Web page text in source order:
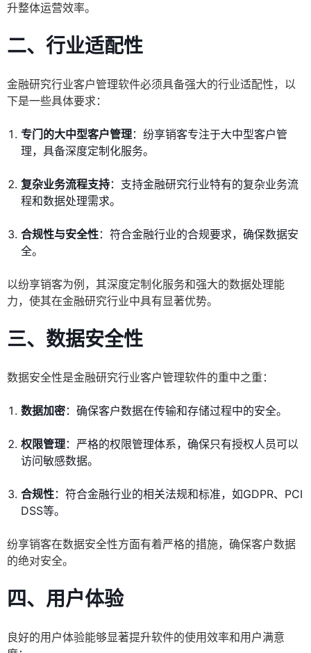
升整体运营效率。
二、行业适配性
金融研究行业客户管理软件必须具备强大的行业适配性，以
下是一些具体要求：
专门的大中型客户管理：纷享销客专注于大中型客户管
理，具备深度定制化服务。
复杂业务流程支持：支持金融研究行业特有的复杂业务流
程和数据处理需求。
合规性与安全性：符合金融行业的合规要求，确保数据安
全。
以纷享销客为例，其深度定制化服务和强大的数据处理能
力，使其在金融研究行业中具有显著优势。
三、数据安全性
数据安全性是金融研究行业客户管理软件的重中之重：
数据加密：确保客户数据在传输和存储过程中的安全。
权限管理：严格的权限管理体系，确保只有授权人员可以
访问敏感数据。
合规性：符合金融行业的相关法规和标准，如GDPR、PCI
DSS等。
纷享销客在数据安全性方面有着严格的措施，确保客户数据
的绝对安全。
四、用户体验
良好的用户体验能够显著提升软件的使用效率和用户满意